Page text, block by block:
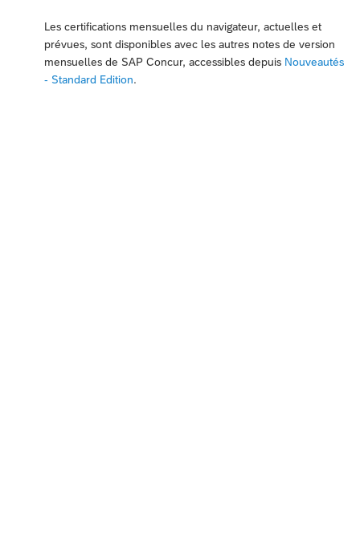
Les certifications mensuelles du navigateur, actuelles et
prévues, sont disponibles avec les autres notes de version
mensuelles de SAP Concur, accessibles depuis Nouveautés
- Standard Edition.